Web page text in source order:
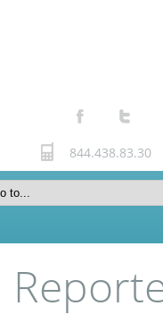
844.438.83.30